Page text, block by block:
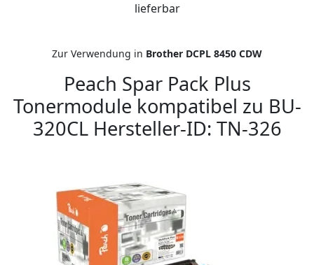
lieferbar
Zur Verwendung in Brother DCPL 8450 CDW
Peach Spar Pack Plus
Tonermodule kompatibel zu BU-
320CL Hersteller-ID: TN-326